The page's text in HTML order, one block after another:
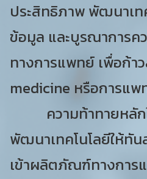
ประสิทธิภาพ พัฒนาเท
ข้อมูล และบูรณาการค
ทางการแพทย์ เพื่อก้า
medicine หรือการแ
ความท้าทายหลัก
พัฒนาเทคโนโลยีให้ทั
เข้าผลิตภัณฑ์ทางการ